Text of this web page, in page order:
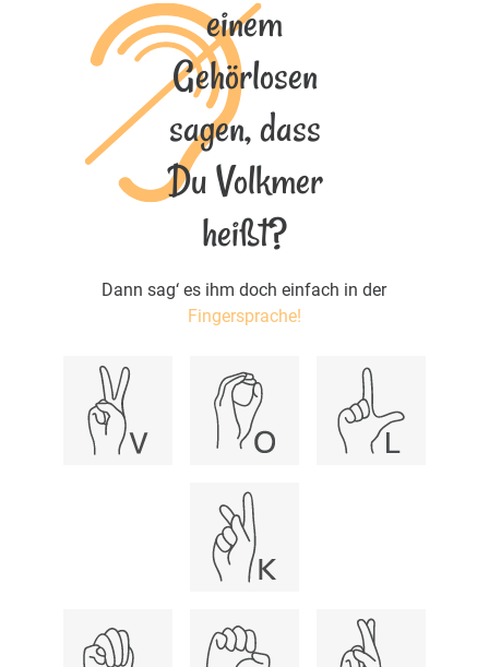
einem
Gehörlosen
sagen, dass
Du Volkmer
heißt?
Dann sag‘ es ihm doch einfach in der
Fingersprache!